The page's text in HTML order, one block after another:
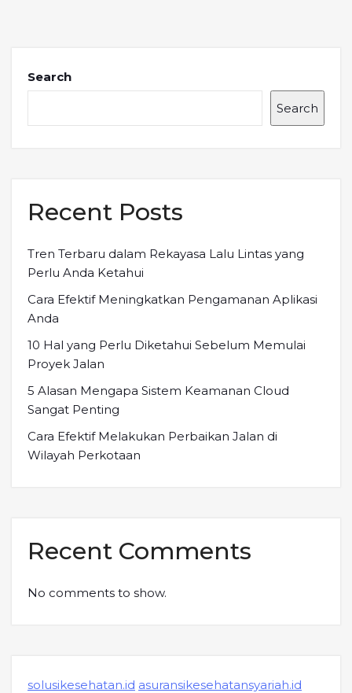
Search
Search
Recent Posts
Tren Terbaru dalam Rekayasa Lalu Lintas yang
Perlu Anda Ketahui
Cara Efektif Meningkatkan Pengamanan Aplikasi
Anda
10 Hal yang Perlu Diketahui Sebelum Memulai
Proyek Jalan
5 Alasan Mengapa Sistem Keamanan Cloud
Sangat Penting
Cara Efektif Melakukan Perbaikan Jalan di
Wilayah Perkotaan
Recent Comments
No comments to show.
solusikesehatan.id asuransikesehatansyariah.id